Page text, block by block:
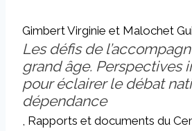
Gimbert Virginie et Malochet
Les défis de
grand âge. Perspectives
pour éclairer le débat
dépendance
, Rapports et documents du